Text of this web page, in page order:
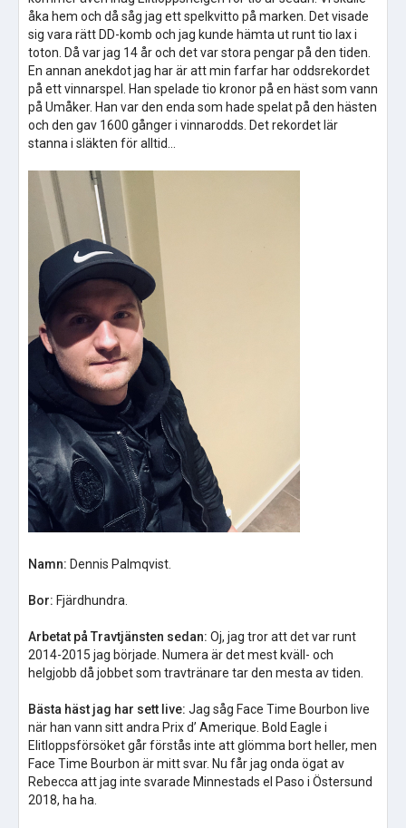
åka hem och då såg jag ett spelkvitto på marken. Det visade
sig vara rätt DD-komb och jag kunde hämta ut runt tio lax i
toton. Då var jag 14 år och det var stora pengar på den tiden.
En annan anekdot jag har är att min farfar har oddsrekordet
på ett vinnarspel. Han spelade tio kronor på en häst som vann
på Umåker. Han var den enda som hade spelat på den hästen
och den gav 1600 gånger i vinnarodds. Det rekordet lär
stanna i släkten för alltid...
Namn: Dennis Palmqvist.
Bor: Fjärdhundra.
Arbetat på Travtjänsten sedan: Oj, jag tror att det var runt
2014-2015 jag började. Numera är det mest kväll- och
helgjobb då jobbet som travtränare tar den mesta av tiden.
Bästa häst jag har sett live: Jag såg Face Time Bourbon live
när han vann sitt andra Prix d’ Amerique. Bold Eagle i
Elitloppsförsöket går förstås inte att glömma bort heller, men
Face Time Bourbon är mitt svar. Nu får jag onda ögat av
Rebecca att jag inte svarade Minnestads el Paso i Östersund
2018, ha ha.